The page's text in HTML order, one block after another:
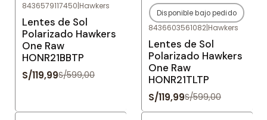
8436579117450|Hawkers
Lentes de Sol
Polarizado Hawkers
One Raw
HONR21BBTP
S/119,99S/599,00
-80%OFF
Agotado
Disponible bajo pedido
8436603561082|Hawkers
Lentes de Sol
Polarizado Hawkers
One Raw
HONR21TLTP
S/119,99S/599,00